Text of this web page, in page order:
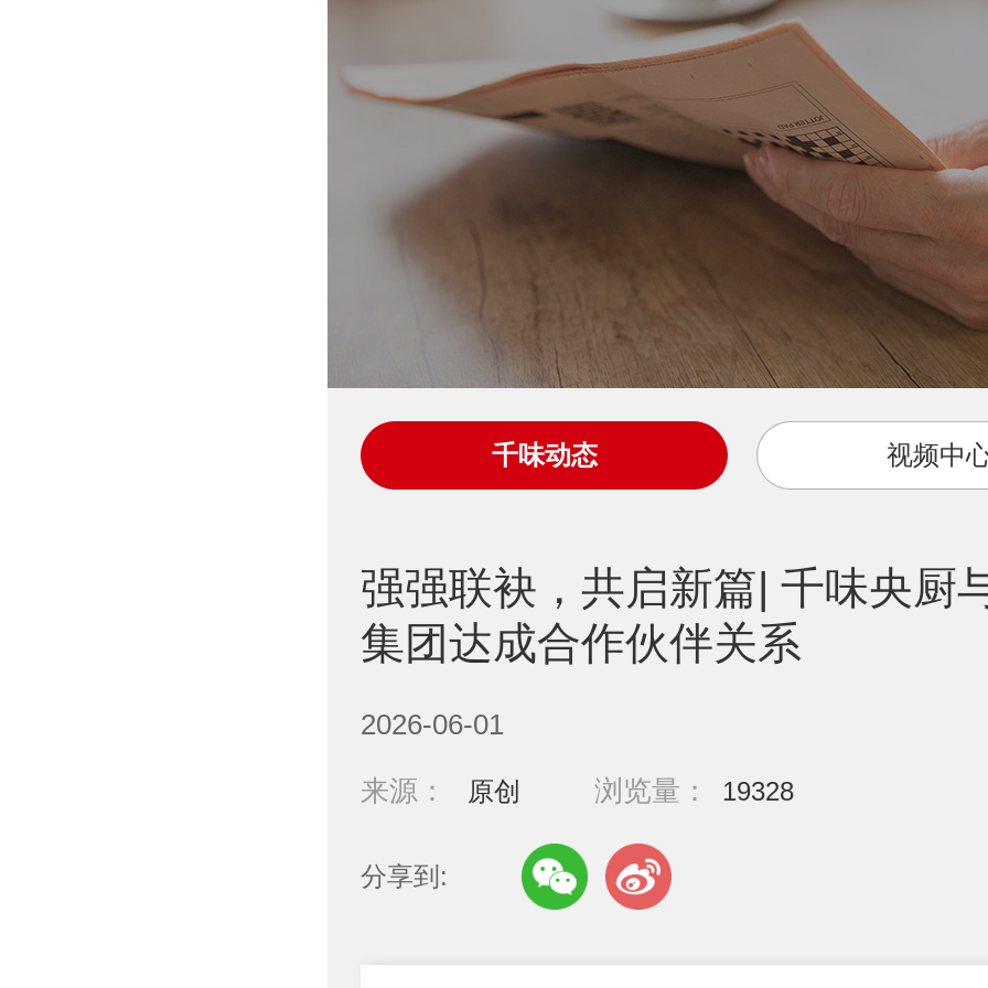
千味动态 视频中
强强联袂，共启新篇| 千味央厨
集团达成合作伙伴关系
2026-06-01
来源：
原创 浏览量： 19328
分享到: